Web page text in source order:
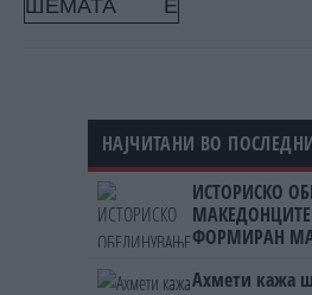
НАЈЧИТАНИ ВО
ИСТОРИСКО
МАКЕДОНЦИТЕ
ФОРМИРАН
Ахмети кажа